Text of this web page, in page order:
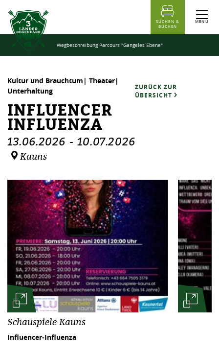
MENÜ
SUCHEN &
BUCHEN
Wegbeschreibung Parcours "Gangeles Ebene"
Kultur und Brauchtum| Theater|
Unterhaltung
ZURÜCK ZUR
ÜBERSICHT
INFLUENCER
INFLUENZA
13.06.2026 - 10.07.2026
Kauns
Schauspiele Kauns
Influencer-Influenza